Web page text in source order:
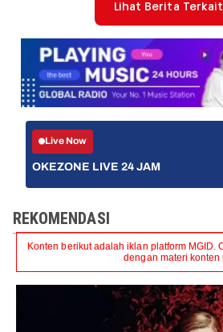
Lihat Berita Terkait
Live Now
OKEZONE LIVE 24 JAM